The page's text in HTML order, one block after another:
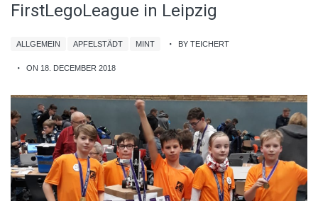
FirstLegoLeague in Leipzig
ALLGEMEIN APFELSTÄDT MINT BY TEICHERT
ON 18. DECEMBER 2018